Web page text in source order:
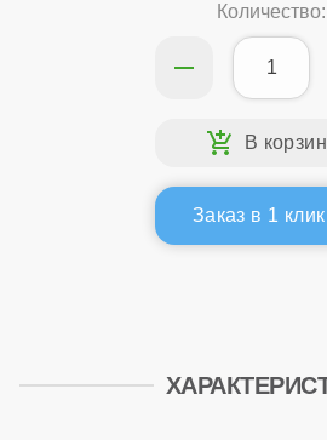
Количество:
Заказ в 1 клик